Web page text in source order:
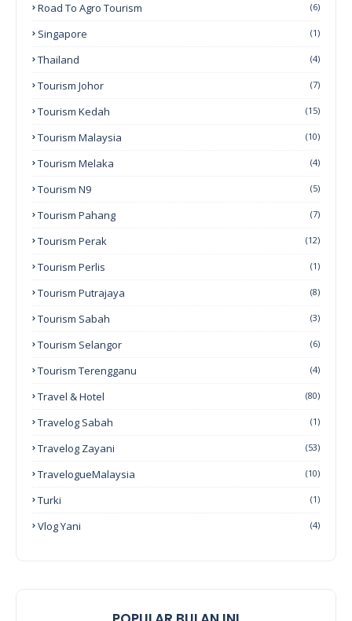
Road To Agro Tourism (6)
Singapore (1)
Thailand (4)
Tourism Johor (7)
Tourism Kedah (15)
Tourism Malaysia (10)
Tourism Melaka (4)
Tourism N9 (5)
Tourism Pahang (7)
Tourism Perak (12)
Tourism Perlis (1)
Tourism Putrajaya (8)
Tourism Sabah (3)
Tourism Selangor (6)
Tourism Terengganu (4)
Travel & Hotel (80)
Travelog Sabah (1)
Travelog Zayani (53)
TravelogueMalaysia (10)
Turki (1)
Vlog Yani (4)